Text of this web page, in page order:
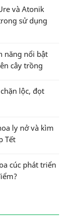
và Atonik
sử dụng
năng nổi bật
cây trồng
lộc, đọt
ly nở và kìm
Tết
cúc phát triển